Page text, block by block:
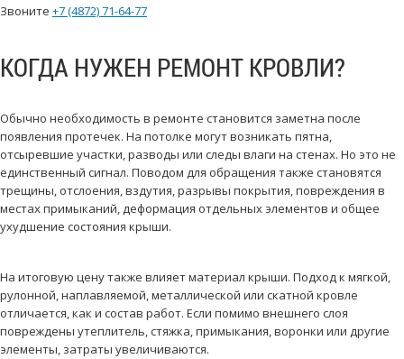
Звоните +7 (4872) 71-64-77
КОГДА НУЖЕН РЕМОНТ КРОВЛИ?
Обычно необходимость в ремонте становится заметна после
появления протечек. На потолке могут возникать пятна,
отсыревшие участки, разводы или следы влаги на стенах. Но это не
единственный сигнал. Поводом для обращения также становятся
трещины, отслоения, вздутия, разрывы покрытия, повреждения в
местах примыканий, деформация отдельных элементов и общее
ухудшение состояния крыши.
На итоговую цену также влияет материал крыши. Подход к мягкой,
рулонной, наплавляемой, металлической или скатной кровле
отличается, как и состав работ. Если помимо внешнего слоя
повреждены утеплитель, стяжка, примыкания, воронки или другие
элементы, затраты увеличиваются.